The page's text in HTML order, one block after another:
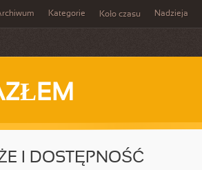
Kategorie Koło czasu Nadzieja
I DOSTĘPNOŚĆ